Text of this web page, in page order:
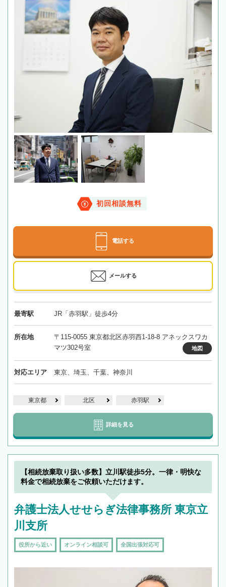
初回相談無料
電話する
メールする
最寄駅 JR「赤羽駅」徒歩4分
所在地
〒115-0055 東京都北区赤羽西1-18-8 アネックスワカ
マツ302号室
地図
対応エリア 東京、埼玉、千葉、神奈川
東京都 北区 赤羽駅
詳細を見る
【相続放棄取り扱い多数】立川駅徒歩5分。一律・明快な
料金で相続放棄をご依頼いただけます。
弁護士法人せせらぎ法律事務所 東京立
川支所
役所から近い オンライン相談可 全国出張対応可